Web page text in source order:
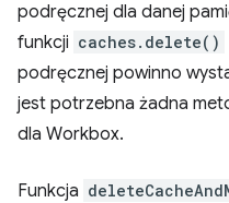
podręcznej dla danej
funkcji caches.delete()
podręcznej powinno
jest potrzebna żadna
dla Workbox.
Funkcja